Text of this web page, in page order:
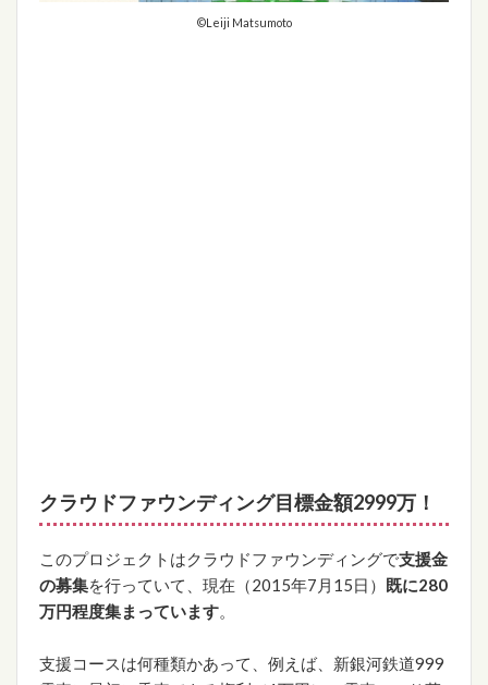
©Leiji Matsumoto
クラウドファウンディング目標金額2999万！
このプロジェクトはクラウドファウンディングで支援金
の募集を行っていて、現在（2015年7月15日） 既に280
万円程度集まっています
支援コースは何種類かあって、例えば、新銀河鉄道999